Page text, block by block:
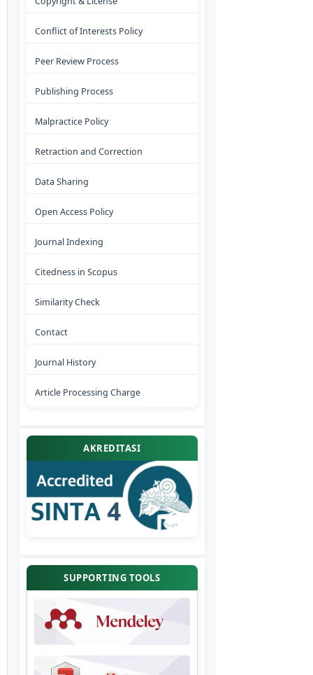
Conflict of Interests Policy
Peer Review Process
Publishing Process
Malpractice Policy
Retraction and Correction
Data Sharing
Open Access Policy
Journal Indexing
Citedness in Scopus
Similarity Check
Contact
Journal History
Article Processing Charge
AKREDITASI
SUPPORTING TOOLS